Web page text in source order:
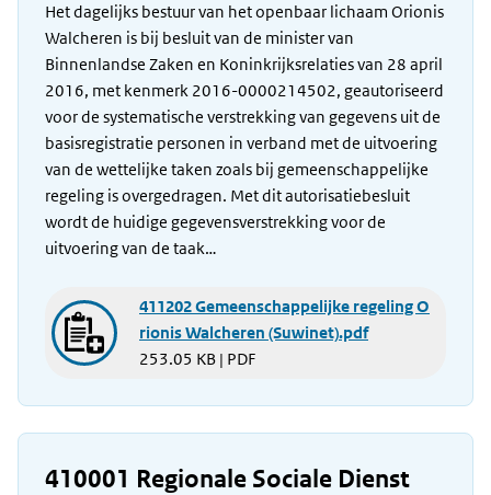
Het dagelijks bestuur van het openbaar lichaam Orionis
Walcheren is bij besluit van de minister van
Binnenlandse Zaken en Koninkrijksrelaties van 28 april
2016, met kenmerk 2016-0000214502, geautoriseerd
voor de systematische verstrekking van gegevens uit de
basisregistratie personen in verband met de uitvoering
van de wettelijke taken zoals bij gemeenschappelijke
regeling is overgedragen. Met dit autorisatiebesluit
wordt de huidige gegevensverstrekking voor de
uitvoering van de taak…
411202 Gemeenschappelijke regeling O
rionis Walcheren (Suwinet).pdf
253.05 KB | PDF
410001 Regionale Sociale Dienst